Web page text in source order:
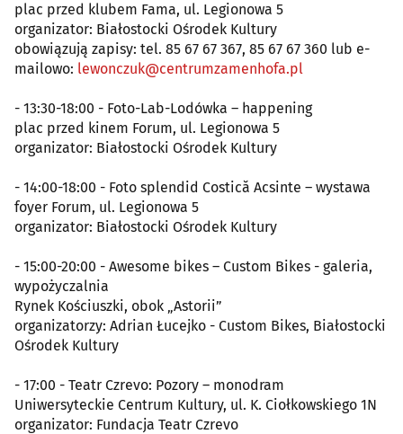
plac przed klubem Fama, ul. Legionowa 5
organizator: Białostocki Ośrodek Kultury
obowiązują zapisy: tel. 85 67 67 367, 85 67 67 360 lub e-
mailowo: lewonczuk@centrumzamenhofa.pl
- 13:30-18:00 - Foto-Lab-Lodówka – happening
plac przed kinem Forum, ul. Legionowa 5
organizator: Białostocki Ośrodek Kultury
- 14:00-18:00 - Foto splendid Costică Acsinte – wystawa
foyer Forum, ul. Legionowa 5
organizator: Białostocki Ośrodek Kultury
- 15:00-20:00 - Awesome bikes – Custom Bikes - galeria,
wypożyczalnia
Rynek Kościuszki, obok „Astorii”
organizatorzy: Adrian Łucejko - Custom Bikes, Białostocki
Ośrodek Kultury
- 17:00 - Teatr Czrevo: Pozory – monodram
Uniwersyteckie Centrum Kultury, ul. K. Ciołkowskiego 1N
organizator: Fundacja Teatr Czrevo